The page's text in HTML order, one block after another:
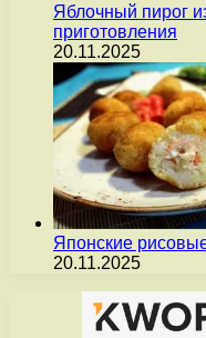
Яблочный пирог
приготовления
20.11.2025
Японские
20.11.2025